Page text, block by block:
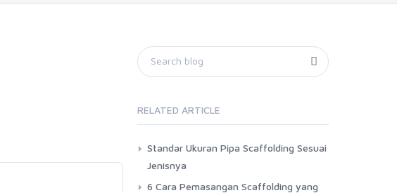
RELATED ARTICLE
Standar Ukuran Pipa Scaffolding Sesuai
Jenisnya
6 Cara Pemasangan Scaffolding yang